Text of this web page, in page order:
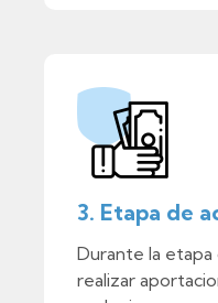
3. Etapa de
Durante la etapa
realizar